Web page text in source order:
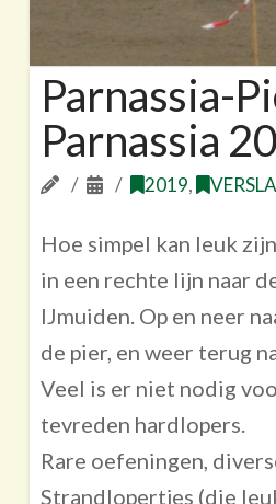
Parnassia-
Parnassia
2019,
Hoe simpel kan leuk
in een rechte lijn naar
IJmuiden. Op en neer
de pier, en weer terug
Veel is er niet nodig
tevreden hardlopers.
Rare oefeningen,
Strandlopertjes (die